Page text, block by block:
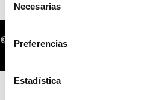
consentimiento
Necesarias
Preferencias
Estadística
© Guerra y Lévy Abogados